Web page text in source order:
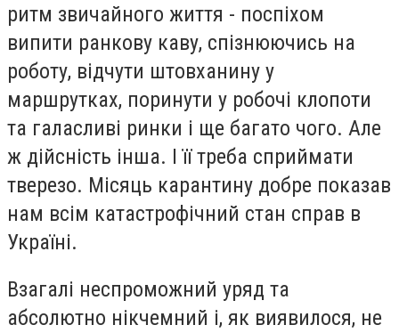
ритм звичайного життя - поспіхом
випити ранкову каву, спізнюючись на
роботу, відчути штовханину у
маршрутках, поринути у робочі клопоти
та галасливі ринки і ще багато чого. Але
ж дійсність інша. І її треба сприймати
тверезо. Місяць карантину добре показав
нам всім катастрофічний стан справ в
Україні.
Взагалі неспроможний уряд та
абсолютно нікчемний і, як виявилося, не